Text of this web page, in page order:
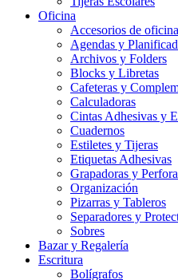
Oficina
Accesorios de oficina
Agendas y
Archivos y Folders
Blocks y Libretas
Cafeteras y
Calculadoras
Cintas Adhesivas y
Cuadernos
Estiletes y Tijeras
Etiquetas Adhesivas
Grapadoras y
Organización
Pizarras y Tableros
Separadores y
Sobres
Bazar y Regalería
Escritura
Bolígrafos